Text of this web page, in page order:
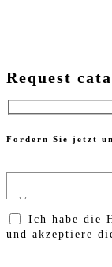
Request
Fordern Sie jetzt
Ich habe die
und akzeptiere